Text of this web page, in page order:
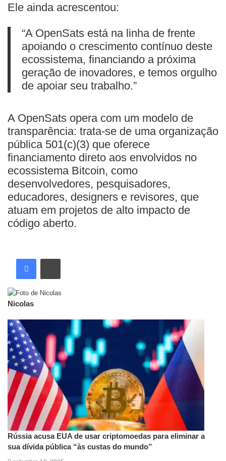
Ele ainda acrescentou:
“A OpenSats está na linha de frente
apoiando o crescimento contínuo deste
ecossistema, financiando a próxima
geração de inovadores, e temos orgulho
de apoiar seu trabalho.”
A OpenSats opera com um modelo de
transparência: trata-se de uma organização
pública 501(c)(3) que oferece
financiamento direto aos envolvidos no
ecossistema Bitcoin, como
desenvolvedores, pesquisadores,
educadores, designers e revisores, que
atuam em projetos de alto impacto de
código aberto.
Nicolas
Rússia acusa EUA de usar criptomoedas para eliminar a
sua dívida pública “às custas do mundo”